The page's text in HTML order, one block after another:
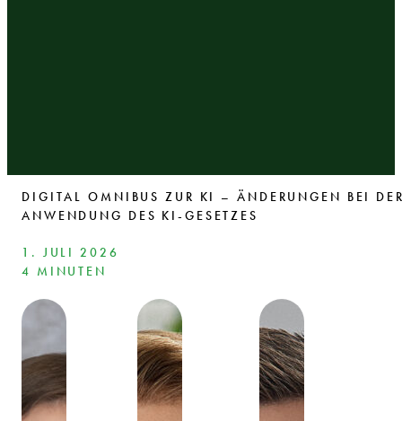
DIGITAL OMNIBUS ZUR KI – ÄNDERUNGEN BEI
ANWENDUNG DES KI-GESETZES
1. JULI 2026
4 MINUTEN